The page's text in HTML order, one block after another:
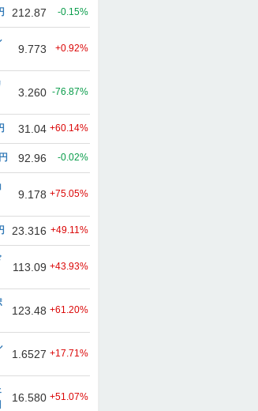
212.87 -0.15%
9.773 +0.92%
3.260 -76.87%
31.04 +60.14%
92.96 -0.02%
9.178 +75.05%
23.316 +49.11%
113.09 +43.93%
123.48 +61.20%
1.6527 +17.71%
16.580 +51.07%